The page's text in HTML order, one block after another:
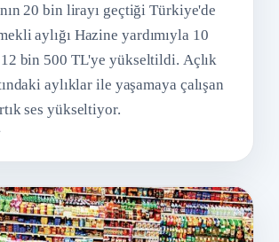
20 bin lirayı geçtiği Türkiye'de
aylığı Hazine yardımıyla 10
bin 500 TL'ye yükseltildi. Açlık
aylıklar ile yaşamaya çalışan
ses yükseltiyor.